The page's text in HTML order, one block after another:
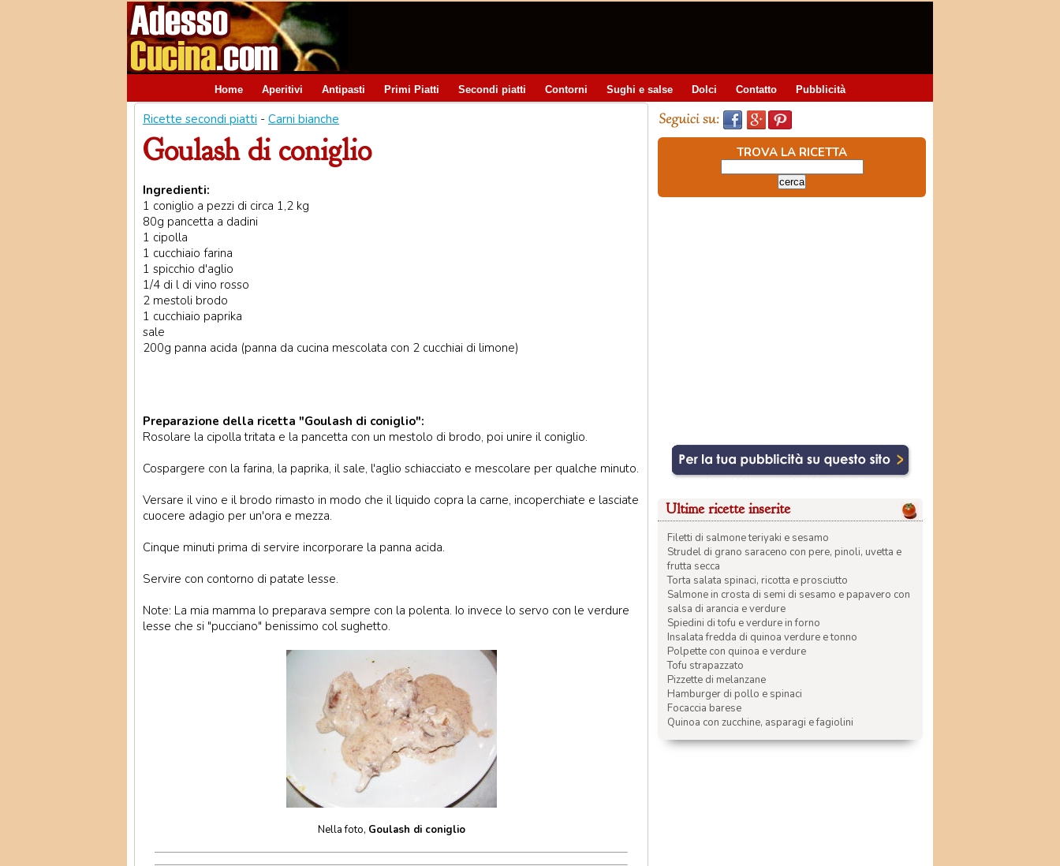
Home Aperitivi Antipasti Primi Piatti Secondi piatti Contorni Sughi e salse Dolci Contatto Pubblicità
Ricette secondi piatti - Carni bianche
Goulash di coniglio
Ingredienti:
1 coniglio a pezzi di circa 1,2 kg
80g pancetta a dadini
1 cipolla
1 cucchiaio farina
1 spicchio d'aglio
1/4 di l di vino rosso
2 mestoli brodo
1 cucchiaio paprika
sale
200g panna acida (panna da cucina mescolata con 2 cucchiai di limone)
Preparazione della ricetta "Goulash di coniglio":
Rosolare la cipolla tritata e la pancetta con un mestolo di brodo, poi unire il coniglio.
Cospargere con la farina, la paprika, il sale, l'aglio schiacciato e mescolare per qualche minuto.
Versare il vino e il brodo rimasto in modo che il liquido copra la carne, incoperchiate e lasciate
cuocere adagio per un'ora e mezza.
Cinque minuti prima di servire incorporare la panna acida.
Servire con contorno di patate lesse.
Note: La mia mamma lo preparava sempre con la polenta. Io invece lo servo con le verdure
lesse che si "pucciano" benissimo col sughetto.
Nella foto, Goulash di coniglio
TROVA LA RICETTA
Ultime ricette inserite
Filetti di salmone teriyaki e sesamo
Strudel di grano saraceno con pere, pinoli, uvetta e
frutta secca
Torta salata spinaci, ricotta e prosciutto
Salmone in crosta di semi di sesamo e papavero con
salsa di arancia e verdure
Spiedini di tofu e verdure in forno
Insalata fredda di quinoa verdure e tonno
Polpette con quinoa e verdure
Tofu strapazzato
Pizzette di melanzane
Hamburger di pollo e spinaci
Focaccia barese
Quinoa con zucchine, asparagi e fagiolini